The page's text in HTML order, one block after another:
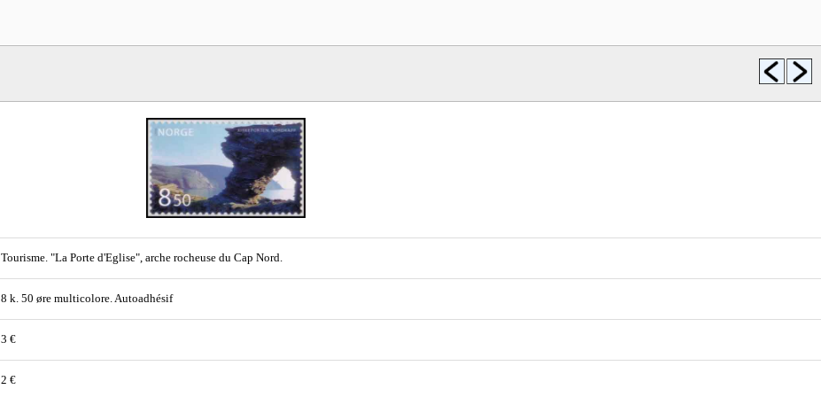
Tourisme. "La Porte d'Eglise", arche rocheuse du Cap Nord.
8 k. 50 øre multicolore. Autoadhésif
3 €
2 €